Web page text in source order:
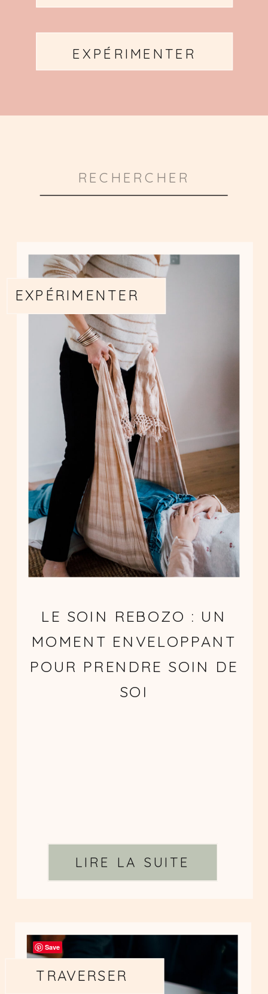
EXPÉRIMENTER
LIRE LA SUITE
LE SOIN REBOZO : UN
MOMENT ENVELOPPANT
POUR PRENDRE SOIN DE
SOI
EXPÉRIMENTER
Search
TRAVERSER
Save